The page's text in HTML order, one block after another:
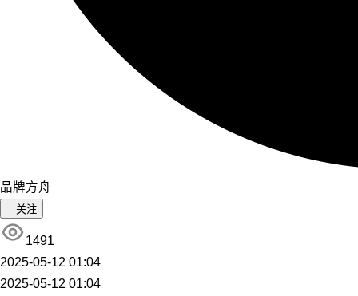
品牌方舟
关注
1491
2025-05-12 01:04
2025-05-12 01:04